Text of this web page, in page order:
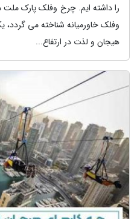
را داشته ایم. چرخ وفلک پارک
وفلک خاورمیانه شناخته می
هیجان و لذت در ارتفاع...